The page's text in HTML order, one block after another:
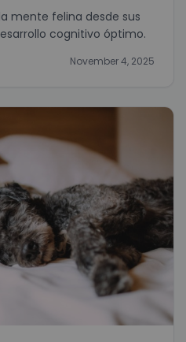
mente felina desde sus
cognitivo óptimo.
November 4, 2025